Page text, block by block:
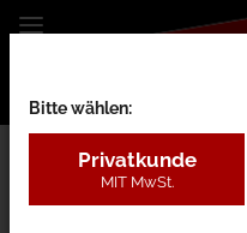
26BB - Kunststoff ohne
Bitte wählen:
Privatkunde
MIT MwSt.